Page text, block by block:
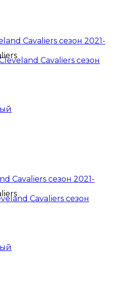
Cavaliers сезон 2021-
Cavaliers сезон 2021-